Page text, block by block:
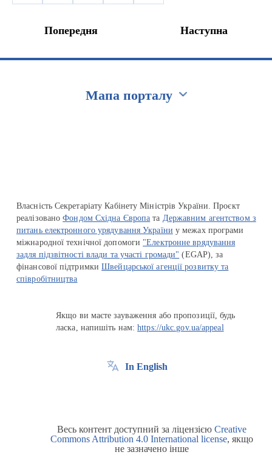
Попередня Наступна
Мапа порталу
Власність Секретаріату Кабінету Міністрів України. Проєкт
реалізованоФондом Східна Європа та Державним агентством з
питань електронного урядування України у межах програми
міжнародної технічної допомоги "Електронне врядування
задля підзвітності влади та участі громади" (EGAP), за
фінансової підтримкиШвейцарської агенції розвитку та
співробітництва
Якщо ви маєте зауваження або пропозиції, будь
ласка, напишіть нам:https://ukc.gov.ua/appeal
In English
Весь контент доступний за ліцензією Creative
Commons Attribution 4.0 International license, якщо
не зазначено інше